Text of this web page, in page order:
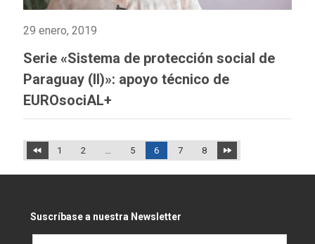
29 enero, 2019
Serie «Sistema de protección social de
Paraguay (II)»: apoyo técnico de
EUROsociAL+
1 2 … 5 6 7 8
Suscríbase a nuestra Newsletter